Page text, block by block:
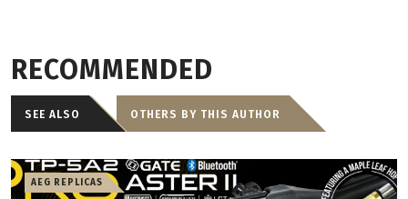
RECOMMENDED
SEE ALSO OTHERS BY THIS AUTHOR
AEG REPLICAS